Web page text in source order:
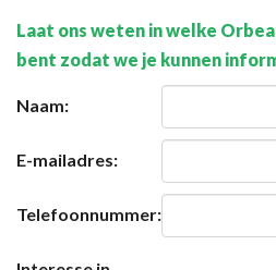
Laat ons weten in welke
bent zodat we je kunnen
Naam:
E-mailadres:
Telefoonnummer: